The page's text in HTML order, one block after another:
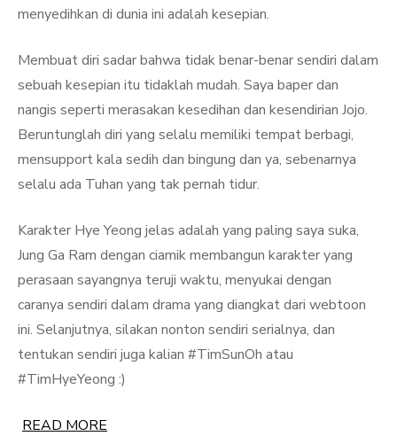
menyedihkan di dunia ini adalah kesepian.
Membuat diri sadar bahwa tidak benar-benar sendiri dalam
sebuah kesepian itu tidaklah mudah. Saya baper dan
nangis seperti merasakan kesedihan dan kesendirian Jojo.
Beruntunglah diri yang selalu memiliki tempat berbagi,
mensupport kala sedih dan bingung dan ya, sebenarnya
selalu ada Tuhan yang tak pernah tidur.
Karakter Hye Yeong jelas adalah yang paling saya suka,
Jung Ga Ram dengan ciamik membangun karakter yang
perasaan sayangnya teruji waktu, menyukai dengan
caranya sendiri dalam drama yang diangkat dari webtoon
ini. Selanjutnya, silakan nonton sendiri serialnya, dan
tentukan sendiri juga kalian #TimSunOh atau
#TimHyeYeong :)
READ MORE